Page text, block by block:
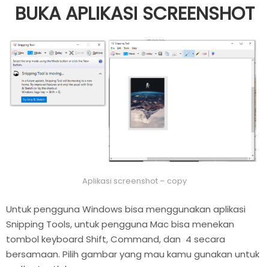
BUKA APLIKASI SCREENSHOT
Aplikasi screenshot – copy
Untuk pengguna Windows bisa menggunakan aplikasi
Snipping Tools, untuk pengguna Mac bisa menekan
tombol keyboard Shift, Command, dan 4 secara
bersamaan. Pilih gambar yang mau kamu gunakan untuk